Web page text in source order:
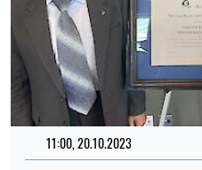
11:00, 20.10.2023